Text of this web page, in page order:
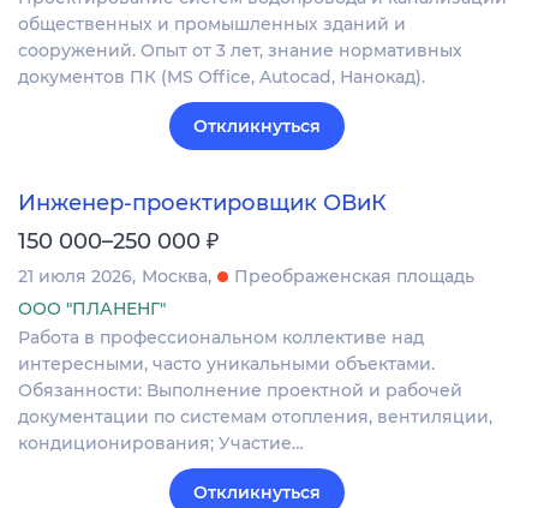
общественных и промышленных зданий и
сооружений. Опыт от 3 лет, знание нормативных
документов ПК (MS Office, Autocad, Нанокад).
Откликнуться
Инженер-проектировщик ОВиК
150 000–250 000 ₽
21 июля 2026 Москва
Преображенская площадь
ООО "ПЛАНЕНГ"
Работа в профессиональном коллективе над
интересными, часто уникальными объектами.
Обязанности: Выполнение проектной и рабочей
документации по системам отопления, вентиляции,
кондиционирования; Участие…
Откликнуться